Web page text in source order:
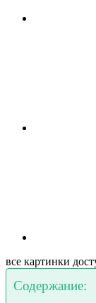
все картинки
Содержание: